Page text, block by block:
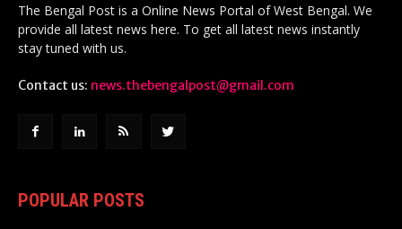
The Bengal Post is a Online News Portal of West Bengal. We
provide all latest news here. To get all latest news instantly
stay tuned with us.
Contact us: news.thebengalpost@gmail.com
POPULAR POSTS